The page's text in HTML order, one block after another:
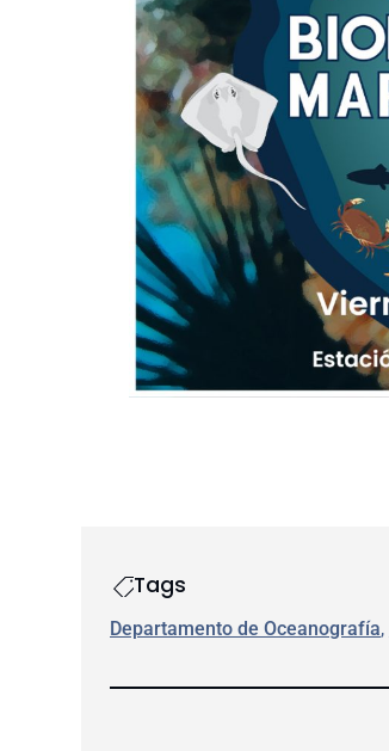
Tags
Departamento de Oceanografía,